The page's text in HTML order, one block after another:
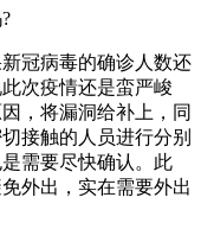
冠病毒的确诊人数还
次疫情还是蛮严峻
，将漏洞给补上，同
接触的人员进行分别
需要尽快确认。此
外出，实在需要外出